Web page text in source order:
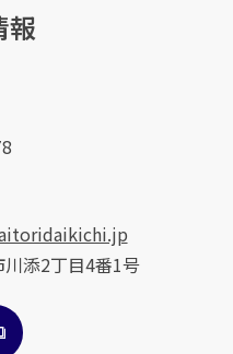
報
添2丁目4番1号